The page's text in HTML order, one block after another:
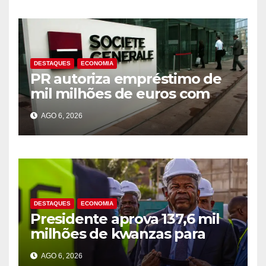
DESTAQUES ECONOMIA
PR autoriza empréstimo de
mil milhões de euros com
Société Générale para o PIP
AGO 6, 2026
DESTAQUES ECONOMIA
Presidente aprova 137,6 mil
milhões de kwanzas para
melhorar água em três
AGO 6, 2026